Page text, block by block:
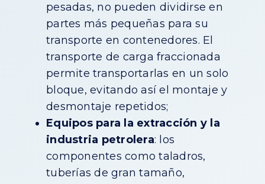
pesadas, no pueden dividirse en
partes más pequeñas para su
transporte en contenedores. El
transporte de carga fraccionada
permite transportarlas en un solo
bloque, evitando así el montaje y
desmontaje repetidos;
Equipos para la extracción y la
industria petrolera: los
componentes como taladros,
tuberías de gran tamaño,